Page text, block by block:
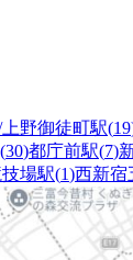
野御徒町駅(19
(30)都庁前駅(7)
場駅(1)西新宿